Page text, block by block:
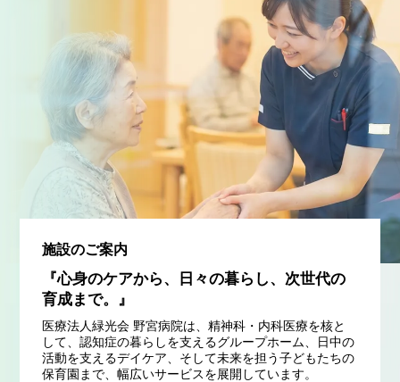
施設のご案内
『心身のケアから、日々の暮らし、次世代の
育成まで。』
医療法人緑光会 野宮病院は、精神科・内科医療を核と
して、認知症の暮らしを支えるグループホーム、日中の
活動を支えるデイケア、そして未来を担う子どもたちの
保育園まで、幅広いサービスを展開しています。